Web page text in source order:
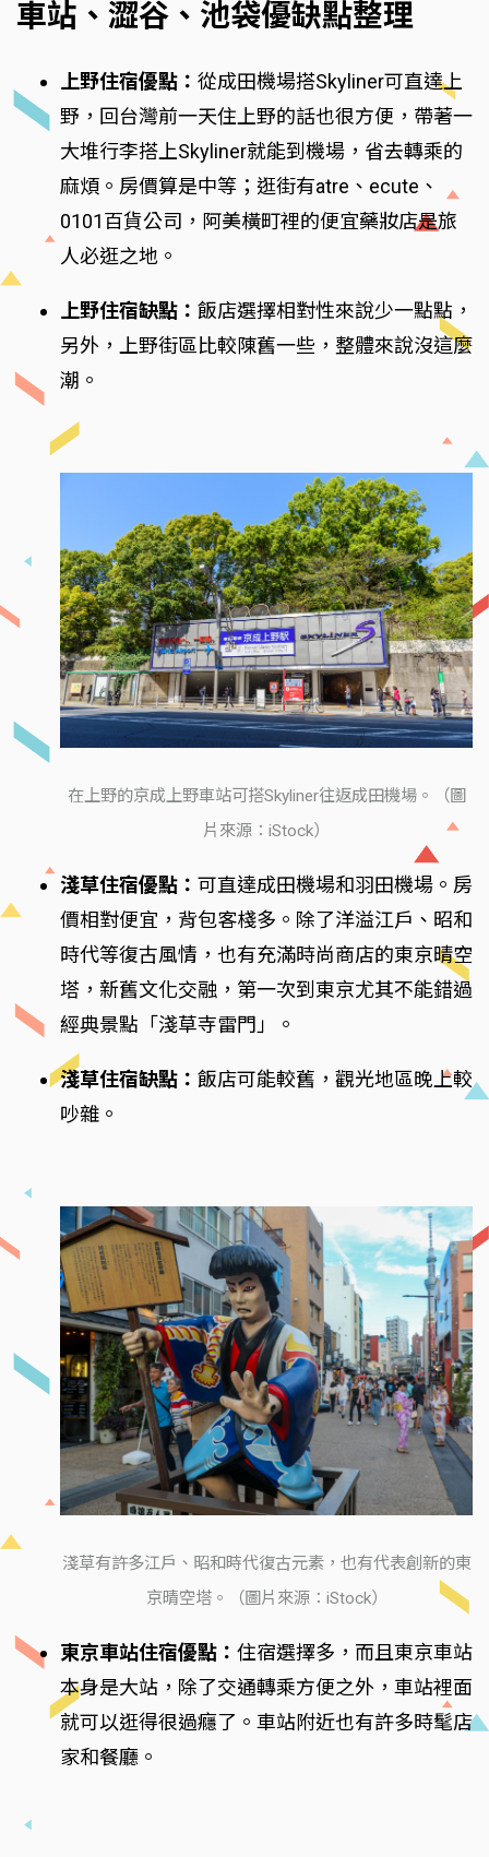
車站、澀谷、池袋優缺點整理
上野住宿優點： 從成田機場搭Skyliner可直達上
野，回台灣前一天住上野的話也很方便，帶著一
大堆行李搭上Skyliner就能到機場，省去轉乘的
麻煩。房價算是中等；逛街有atre、ecute、
0101百貨公司，阿美橫町裡的便宜藥妝店是旅
人必逛之地。
上野住宿缺點： 飯店選擇相對性來說少一點點，
另外，上野街區比較陳舊一些，整體來說沒這麼
潮。
在上野的京成上野車站可搭Skyliner往返成田機場。（圖
片來源：iStock）
淺草住宿優點： 可直達成田機場和羽田機場。房
價相對便宜，背包客棧多。除了洋溢江戶、昭和
時代等復古風情，也有充滿時尚商店的東京晴空
塔，新舊文化交融，第一次到東京尤其不能錯過
經典景點「淺草寺雷門」。
淺草住宿缺點： 飯店可能較舊，觀光地區晚上較
吵雜。
淺草有許多江戶、昭和時代復古元素，也有代表創新的東
京晴空塔。（圖片來源：iStock）
東京車站住宿優點： 住宿選擇多，而且東京車站
本身是大站，除了交通轉乘方便之外，車站裡面
就可以逛得很過癮了。車站附近也有許多時髦店
家和餐廳。